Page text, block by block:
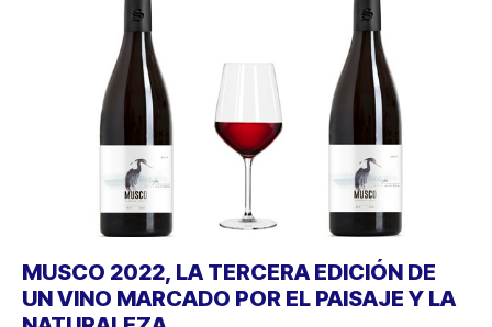
MUSCO 2022, LA TERCERA EDICIÓN DE
UN VINO MARCADO POR EL PAISAJE Y LA